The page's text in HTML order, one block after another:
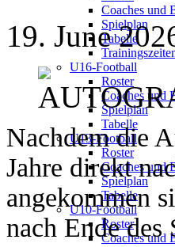
Coaches und
Spielplan
Tabelle
U16-Football
Roster
Coaches und
Spielplan
Tabelle
U13-Football
Roster
Coaches und
Spielplan
Tabelle
U10-Football
Roster
Coaches und
19. June
Nachdem die
Jahre direkt
angekommen
nach Ende des